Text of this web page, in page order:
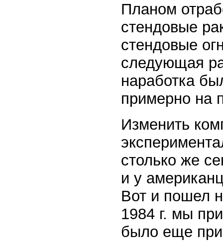
Планом
стендовые
стендовые
следующая
наработка
примерно на
Изменить
столько же
и у
Вот и пошел
1984 г. мы
было еще